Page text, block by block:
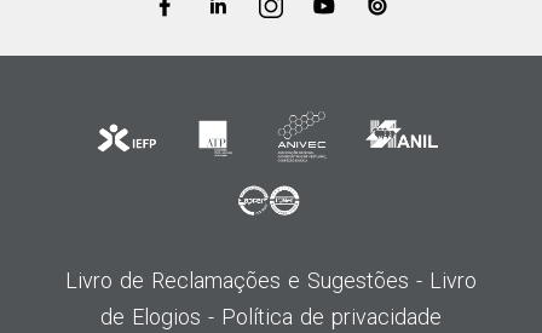
Livro de Reclamações e Sugestões - Livro
de Elogios - Política de privacidade